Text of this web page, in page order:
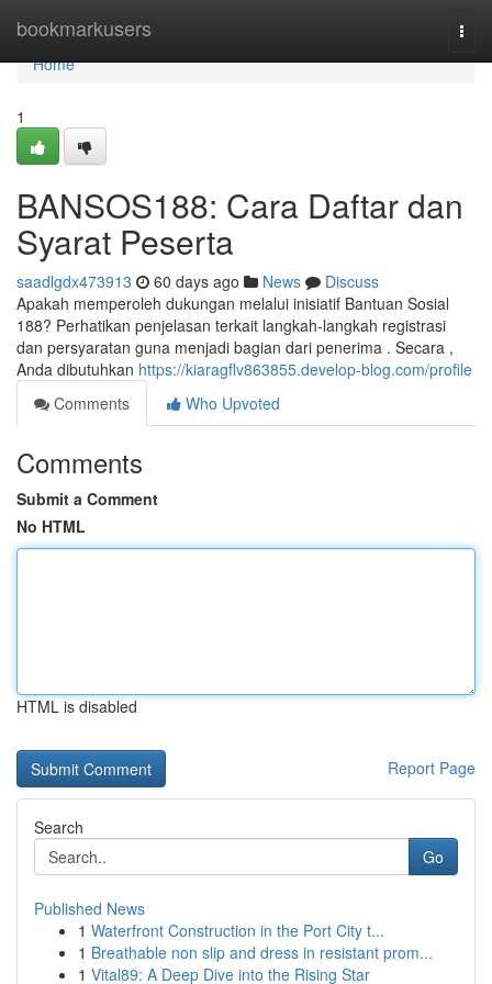
bookmarkusers
Home
Home
1
BANSOS188: Cara Daftar dan
Syarat Peserta
saadlgdx473913 60 days ago News
Discuss
Apakah memperoleh dukungan melalui inisiatif Bantuan Sosial
188? Perhatikan penjelasan terkait langkah-langkah registrasi
dan persyaratan guna menjadi bagian dari penerima . Secara ,
Anda dibutuhkan https://kiaragflv863855.develop-blog.com/profile
Comments
Who Upvoted
Comments
Submit a Comment
No HTML
HTML is disabled
Report Page
Search
Go
Published News
1 Waterfront Construction in the Port City t...
1 Breathable non slip and dress in resistant prom...
1 Vital89: A Deep Dive into the Rising Star